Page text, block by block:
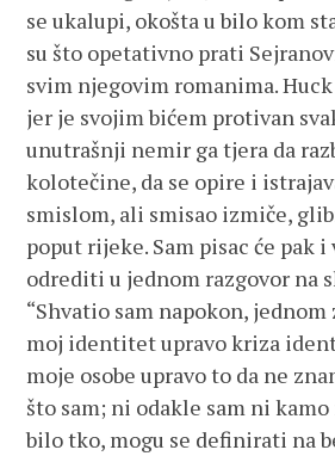
se ukalupi, okošta u bilo kom
su što opetativno prati
svim njegovim romanima.
jer je svojim bićem protivan
unutrašnji nemir ga tjera da
kolotečine, da se opire i
smislom, ali smisao izmiče,
poput rijeke. Sam pisac će pak
odrediti u jednom razgovor na
“Shvatio sam napokon, jednom
moj identitet upravo kriza
moje osobe upravo to da ne
što sam; ni odakle sam ni
bilo tko, mogu se definirati na